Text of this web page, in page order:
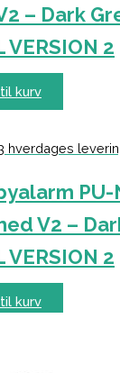
– Dark
2
kurv
hverdages
PU-
V2 –
2
kurv